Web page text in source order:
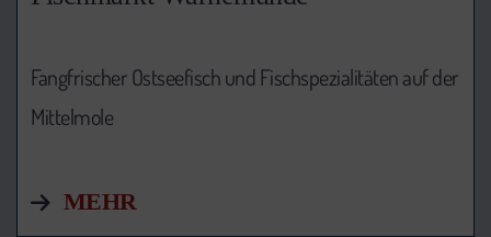
Fangfrischer Ostseefisch und Fischspezialitäten auf der
Mittelmole
MEHR